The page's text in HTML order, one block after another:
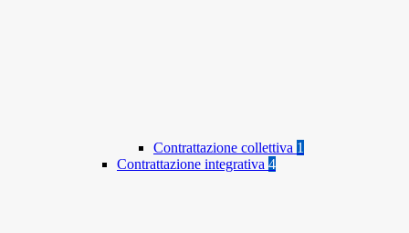
Contrattazione collettiva 1
Contrattazione integrativa 4